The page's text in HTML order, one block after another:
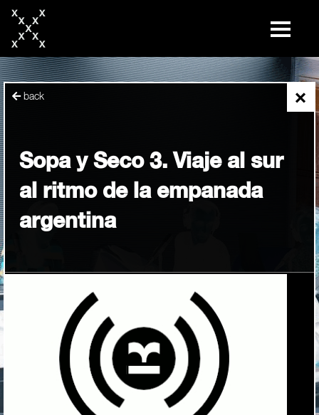
content
×
back
Sopa y Seco 3. Viaje al sur
al ritmo de la empanada
argentina